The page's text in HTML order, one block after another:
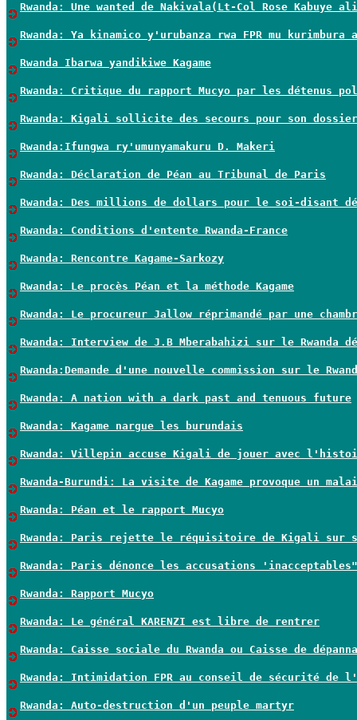
Rwanda: Une wanted de Nakivala(Lt-Col Rose Kabuye
Rwanda: Ya kinamico y'urubanza rwa FPR mu kurimbura
Rwanda Ibarwa yandikiwe Kagame
Rwanda: Critique du rapport Mucyo par les détenus
Rwanda: Kigali sollicite des secours pour son
Rwanda:Ifungwa ry'umunyamakuru D. Makeri
Rwanda: Déclaration de Péan au Tribunal de Paris
Rwanda: Des millions de dollars pour le soi-disant
Rwanda: Conditions d'entente Rwanda-France
Rwanda: Rencontre Kagame-Sarkozy
Rwanda: Le procès Péan et la méthode Kagame
Rwanda: Le procureur Jallow réprimandé par une
Rwanda: Interview de J.B Mberabahizi sur le Rwanda
Rwanda:Demande d'une nouvelle commission sur le
Rwanda: A nation with a dark past and tenuous future
Rwanda: Kagame nargue les burundais
Rwanda: Villepin accuse Kigali de jouer avec
Rwanda-Burundi: La visite de Kagame provoque un
Rwanda: Péan et le rapport Mucyo
Rwanda: Paris rejette le réquisitoire de Kigali sur
Rwanda: Paris dénonce les accusations 'inacceptables"
Rwanda: Rapport Mucyo
Rwanda: Le général KARENZI est libre de rentrer
Rwanda: Caisse sociale du Rwanda ou Caisse de
Rwanda: Intimidation FPR au conseil de sécurité de
Rwanda: Auto-destruction d'un peuple martyr